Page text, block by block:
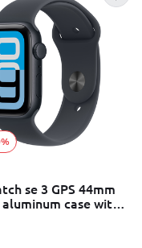
se 3 GPS 44mm
case with
band - m/l